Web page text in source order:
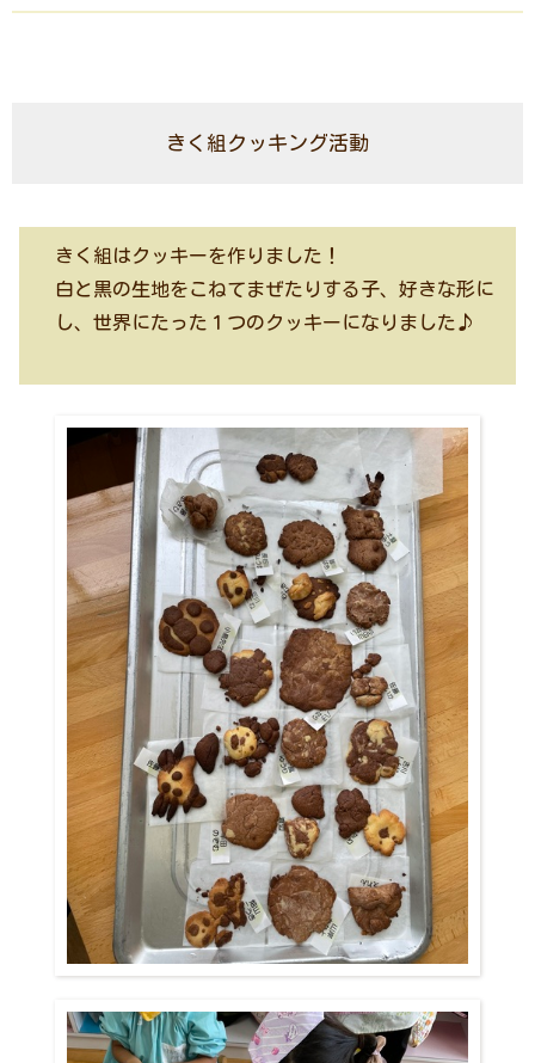
きく組クッキング活動
きく組はクッキーを作りました！
白と黒の生地をこねてまぜたりする子、好きな形に
し、世界にたった１つのクッキーになりました♪